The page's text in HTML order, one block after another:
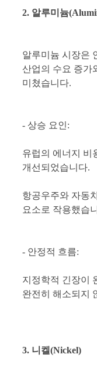
2. 알루미늄
알루미늄 시장은
산업의 수요 증가
미쳤습니다.
- 상승 요인:
유럽의 에너지 비
개선되었습니다.
항공우주와 자동
요소로 작용했습
- 안정적 흐름:
지정학적 긴장이
완전히 해소되지
3. 니켈(Nickel)